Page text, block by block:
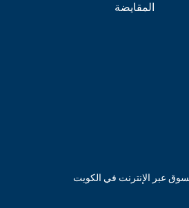
المقايضة
عبر الإنترنت في الكويت